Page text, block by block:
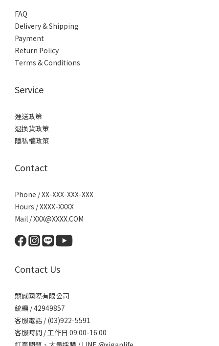
FAQ
Delivery & Shipping
Payment
Return Policy
Terms & Conditions
Service
運送政策
退換貨政策
隱私權政策
Contact
Phone / XX-XXX-XXX-XXX
Hours / XXXX-XXXX
Mail / XXX@XXXX.COM
Contact Us
囍感國際有限公司
統編 / 42949857
客服電話 / (03)922-5591
客服時間 / 工作日 09:00-16:00